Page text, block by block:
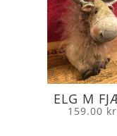
ELG M
159.00 kr